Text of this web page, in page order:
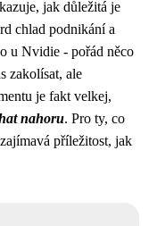
jak důležitá je
chlad podnikání a
u Nvidie - pořád něco
zakolísat, ale
je fakt velkej,
nahoru. Pro ty, co
příležitost, jak